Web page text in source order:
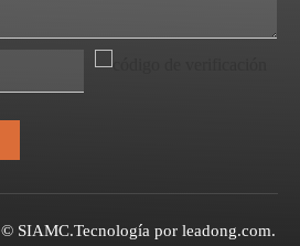
© SIAMC.Tecnología por leadong.com.